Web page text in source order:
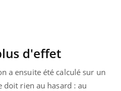
d'effet
a ensuite été calculé sur un
rien au hasard : au